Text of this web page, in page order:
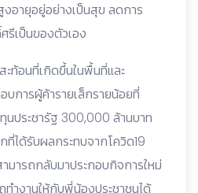
อายุอยู่อย่างเป็นสุข ลดการ
เป็นของตัวเอง
ท้อนที่เกิดขึ้นในพื้นที่และ
บการผู้ค้ารายเล็กรายน้อยที่
นประชารัฐ 300,000 ล้านบาท
ได้รับผลกระทบจากโควิด19
มารถกลับมาประกอบกิจการใหม่
ำงานให้กับพี่น้องประชาชนได้